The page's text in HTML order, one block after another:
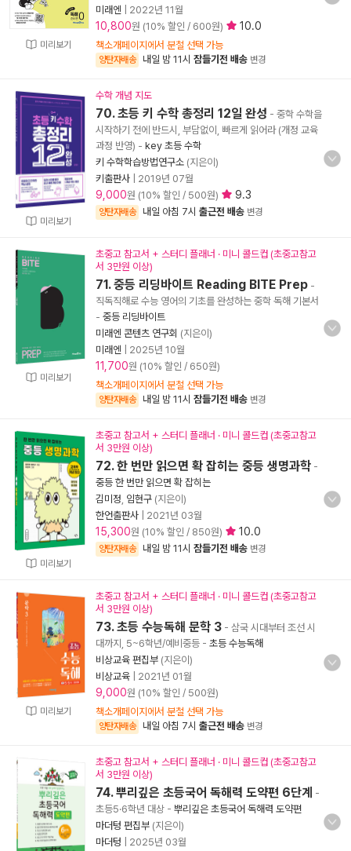
미리보기
미래엔
2022년 11월
10,800원 (10% 할인 / 600원) 10.0
책소개페이지에서 분철 선택 가능
양탄자배송 내일 밤 11시 잠들기전 배송 변경
미리보기
수학 개념 지도
70. 초등 키 수학 총정리 12일 완성 - 중학 수학을
시작하기 전에 반드시, 부담없이, 빠르게 읽어라 (개정 교육
과정 반영) - key 초등 수학
키 수학학습방법연구소 (지은이)
키출판사
2019년 07월
9,000원 (10% 할인 / 500원) 9.3
양탄자배송 내일 아침 7시 출근전 배송 변경
미리보기
초중고 참고서 + 스터디 플래너 · 미니 콜드컵 (초중고참고
서 3만원 이상)
71. 중등 리딩바이트 Reading BITE Prep -
직독직해로 수능 영어의 기초를 완성하는 중학 독해 기본서
- 중등 리딩바이트
미래엔 콘텐츠 연구회 (지은이)
미래엔
2025년 10월
11,700원 (10% 할인 / 650원)
책소개페이지에서 분철 선택 가능
양탄자배송 내일 밤 11시 잠들기전 배송 변경
미리보기
초중고 참고서 + 스터디 플래너 · 미니 콜드컵 (초중고참고
서 3만원 이상)
72. 한 번만 읽으면 확 잡히는 중등 생명과학 -
중등 한 번만 읽으면 확 잡히는
김미정 임현구 (지은이)
한언출판사
2021년 03월
15,300원 (10% 할인 / 850원) 10.0
양탄자배송 내일 밤 11시 잠들기전 배송 변경
미리보기
초중고 참고서 + 스터디 플래너 · 미니 콜드컵 (초중고참고
서 3만원 이상)
73. 초등 수능독해 문학 3 - 삼국 시대부터 조선 시
대까지, 5~6학년/예비중등 - 초등 수능독해
비상교육 편집부 (지은이)
비상교육
2021년 01월
9,000원 (10% 할인 / 500원)
책소개페이지에서 분철 선택 가능
양탄자배송 내일 아침 7시 출근전 배송 변경
초중고 참고서 + 스터디 플래너 · 미니 콜드컵 (초중고참고
서 3만원 이상)
74. 뿌리깊은 초등국어 독해력 도약편 6단계 -
초등5·6학년 대상 - 뿌리깊은 초등국어 독해력 도약편
마더텅 편집부 (지은이)
마더텅
2025년 03월